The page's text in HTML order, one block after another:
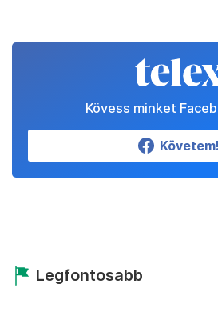
Kövess minket
Követem!
Legfontosabb